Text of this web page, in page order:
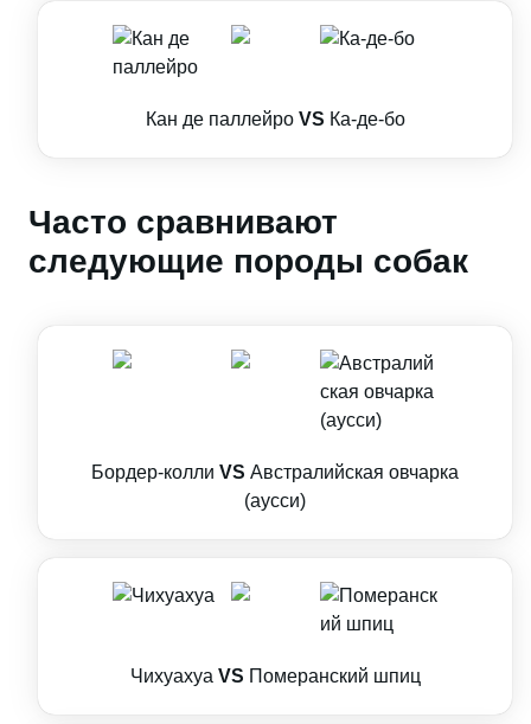
Кан де паллейро VS Ка-де-бо
Часто сравнивают
следующие породы собак
Бордер-колли VS Австралийская овчарка
(аусси)
Чихуахуа VS Померанский шпиц